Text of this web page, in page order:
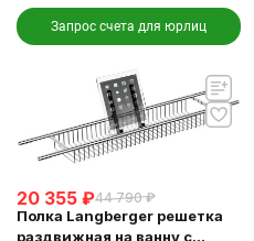
Запрос счета для юрлиц
20 355 ₽44 790 ₽
Полка Langberger решетка
раздвижная на ванну с